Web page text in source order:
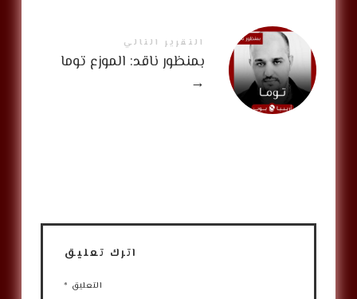
التقرير التالي
بمنظور ناقد: الموزع توما
→
اترك تعليق
التعليق *